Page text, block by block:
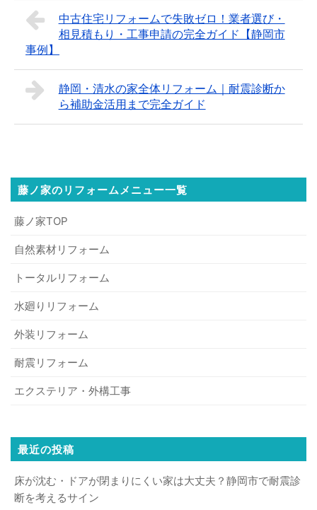
中古住宅リフォームで失敗ゼロ！業者選び・
相見積もり・工事申請の完全ガイド【静岡市
事例】
静岡・清水の家全体リフォーム｜耐震診断か
ら補助金活用まで完全ガイド
藤ノ家のリフォームメニュー一覧
藤ノ家TOP
自然素材リフォーム
トータルリフォーム
水廻りリフォーム
外装リフォーム
耐震リフォーム
エクステリア・外構工事
最近の投稿
床が沈む・ドアが閉まりにくい家は大丈夫？静岡市で耐震診
断を考えるサイン